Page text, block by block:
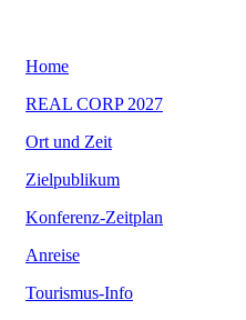
Home
REAL CORP 2027
Ort und Zeit
Zielpublikum
Konferenz-Zeitplan
Anreise
Tourismus-Info